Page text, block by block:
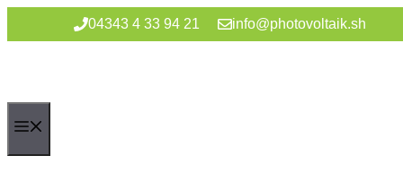
springen
04343 4 33 94 21 info@photovoltaik.sh